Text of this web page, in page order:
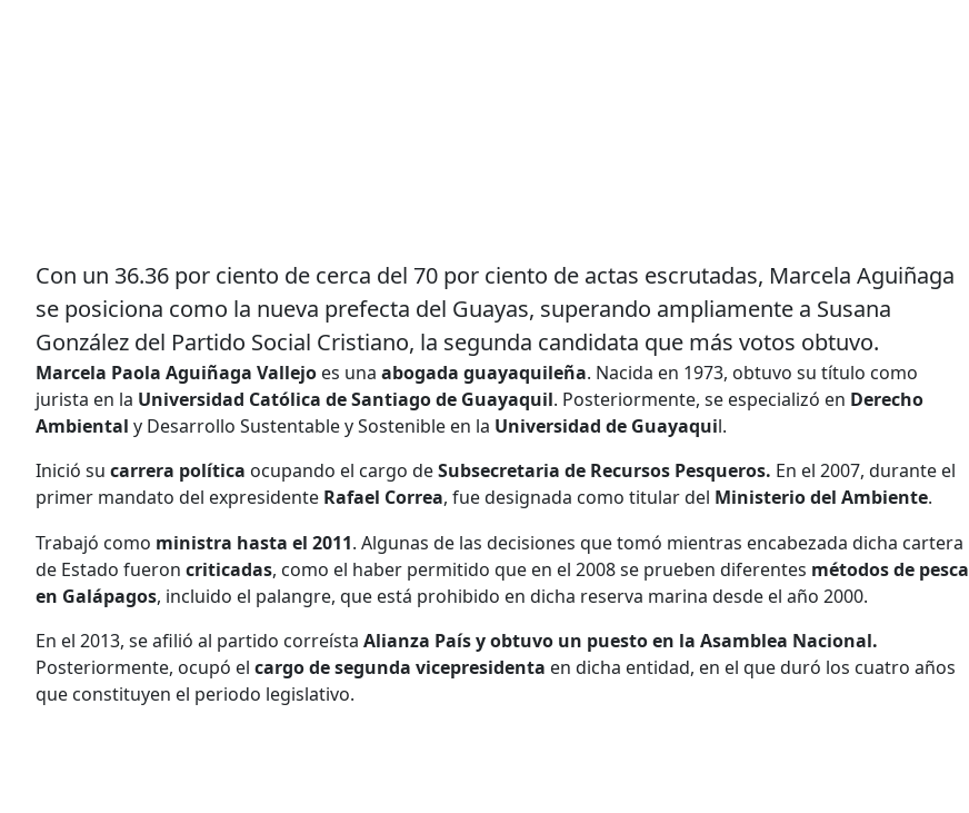
Con un 36.36 por ciento de cerca del 70 por ciento de actas escrutadas, Marcela Aguiñaga
se posiciona como la nueva prefecta del Guayas, superando ampliamente a Susana
González del Partido Social Cristiano, la segunda candidata que más votos obtuvo.
Marcela Paola Aguiñaga Vallejo es una abogada guayaquileña. Nacida en 1973, obtuvo su título como
jurista en la Universidad Católica de Santiago de Guayaquil. Posteriormente, se especializó en Derecho
Ambiental y Desarrollo Sustentable y Sostenible en la Universidad de Guayaquil.
Inició su carrera política ocupando el cargo deSubsecretaria de Recursos Pesqueros. En el 2007, durante el
primer mandato del expresidente Rafael Correa, fue designada como titular del Ministerio del Ambiente.
Trabajó como ministra hasta el 2011. Algunas de las decisiones que tomó mientras encabezada dicha cartera
de Estado fueron criticadas, como el haber permitido que en el 2008 se prueben diferentes métodos de pesca
en Galápagos, incluido el palangre, que está prohibido en dicha reserva marina desde el año 2000.
En el 2013, se afilió al partido correísta Alianza País y obtuvo un puesto en la Asamblea Nacional.
Posteriormente, ocupó el cargo de segunda vicepresidenta en dicha entidad, en el que duró los cuatro años
que constituyen el periodo legislativo.